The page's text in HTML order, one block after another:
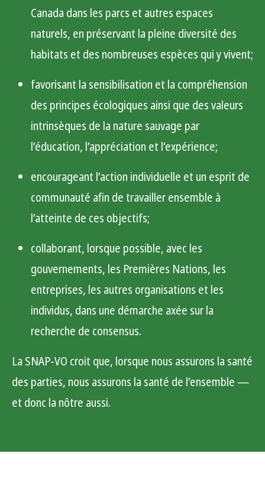
Canada dans les parcs et autres espaces
naturels, en préservant la pleine diversité des
habitats et des nombreuses espèces qui y vivent;
favorisant la sensibilisation et la compréhension
des principes écologiques ainsi que des valeurs
intrinsèques de la nature sauvage par
l’éducation, l’appréciation et l’expérience;
encourageant l’action individuelle et un esprit de
communauté afin de travailler ensemble à
l’atteinte de ces objectifs;
collaborant, lorsque possible, avec les
gouvernements, les Premières Nations, les
entreprises, les autres organisations et les
individus, dans une démarche axée sur la
recherche de consensus.
La SNAP-VO croit que, lorsque nous assurons la santé
des parties, nous assurons la santé de l’ensemble —
et donc la nôtre aussi.